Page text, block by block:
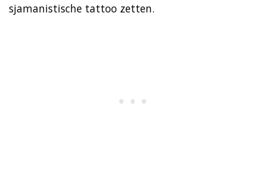
sjamanistische tattoo zetten.